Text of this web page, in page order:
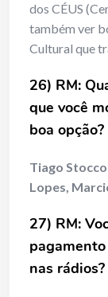
dos CÉUS
também ver
Cultural que
26) RM:
que você
boa opção?
Tiago
Lopes,
27) RM:
nas rádios?